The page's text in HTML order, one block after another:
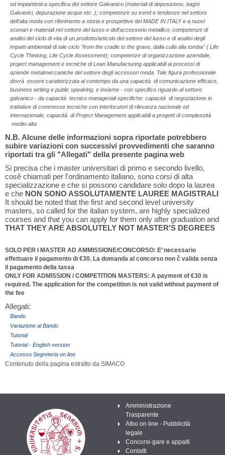
ed impiantistica specifica del settore Galvanico (materiali di deposizione, bagni
Galvanici, depurazione acque etc..); competenze su trend e tendenze nel settore
dell'alta moda con riferimento a storia e prospettive del MADE IN ITALY e a nuovi
scenari e materiali nel settore del lusso e dell'accessorio metallico; competenze di
analisi del ciclo di vita di un prodotto/articolo del settore del lusso e di analisi degli
impatti ambientali di tale ciclo "from the cradle to the grave, dalla culla alla tomba" ( Life
Cycle Thinking, Life Cycle Assessment); competenze di organizzazione aziendale,
project management e tecniche di Lean Manufacturing applicabili ai processi di
aziende metalmeccaniche del settore degli accessori moda. Tale figura professionale
dovrà essere caratterizzata al contempo da una capacità di comunicazione efficace,
business writing e public speaking, e insieme - con specifico riguardo al settore
galvanico - da capacità tecnico manageriali specifiche: capacità di negoziazione in
trattative di commesse tecniche con interlocutori di rilevanza nazionale ed
internazionale, capacità di Project Management applicabili a progetti di complessità
medio-alta
N.B. Alcune delle informazioni sopra riportate potrebbero
subire variazioni con successivi provvedimenti che saranno
riportati tra gli "Allegati" della presente pagina web
Si precisa che i master universitari di primo e secondo livello,
cosě chiamati per l'ordinamento italiano, sono corsi di alta
specializzazione e che si possono candidare solo dopo la laurea
e che NON SONO ASSOLUTAMENTE LAUREE MAGISTRALI
It should be noted that the first and second level university
masters, so called for the italian system, are highly specialized
courses and that you can apply for them only after graduation and
THAT THEY ARE ABSOLUTELY NOT MASTER'S DEGREES
SOLO PER I MASTER AD AMMISSIONE/CONCORSO: E’ necessario
effettuare il pagamento di €30. La domanda al concorso non č valida senza
il pagamento della tassa
ONLY FOR ADMISSION / COMPETITION MASTERS: A payment of €30 is
required. The application for the competition is not valid without payment of
the fee
Allegati:
Bando
Variazione al Bando
Tutorial
Tutorial - English version
Accesso Segreteria on line
Contenuto della pagina estratto da SIMACO
Amministrazione
Trasparente
Albo on line - Pubblicità
legale
Concorsi-gare e appalti
Contatti